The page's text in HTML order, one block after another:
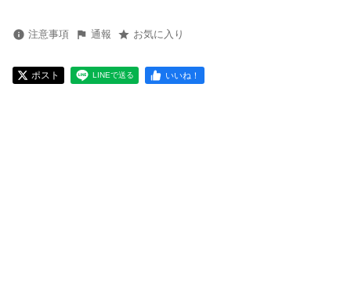
注意事項 通報 お気に入り
ポスト LINEで送る いいね！